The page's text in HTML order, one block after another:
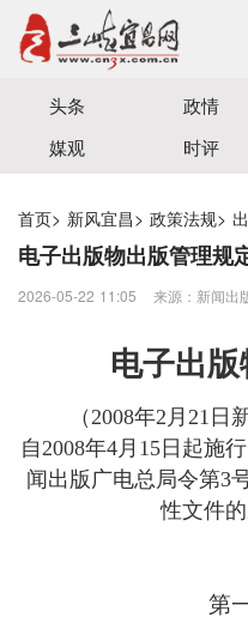
宜昌三峡融媒体中心主办
头条 政情
媒观
时评
首页> 新风宜昌> 政策法规>
电子出版物出版管理规
2026-05-22 11:05 来源：新闻出
电子出
（2008年2月21
自2008年4月15日起施
闻出版广电总局令第3
性文件的
第